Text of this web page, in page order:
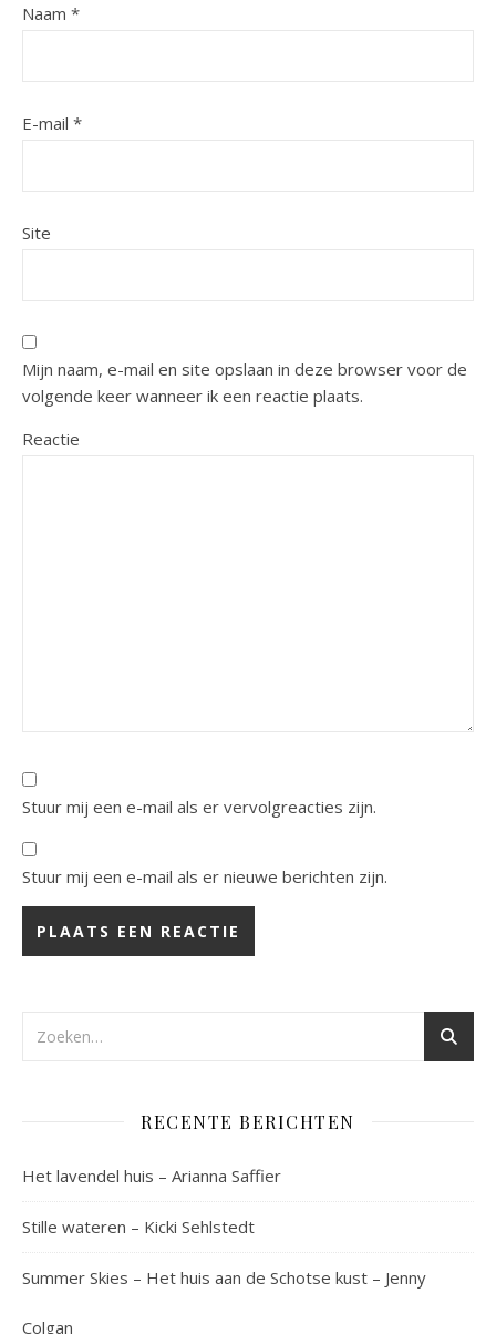
Naam *
E-mail *
Site
Mijn naam, e-mail en site opslaan in deze browser voor de
volgende keer wanneer ik een reactie plaats.
Reactie
Stuur mij een e-mail als er vervolgreacties zijn.
Stuur mij een e-mail als er nieuwe berichten zijn.
RECENTE BERICHTEN
Het lavendel huis – Arianna Saffier
Stille wateren – Kicki Sehlstedt
Summer Skies – Het huis aan de Schotse kust – Jenny
Colgan